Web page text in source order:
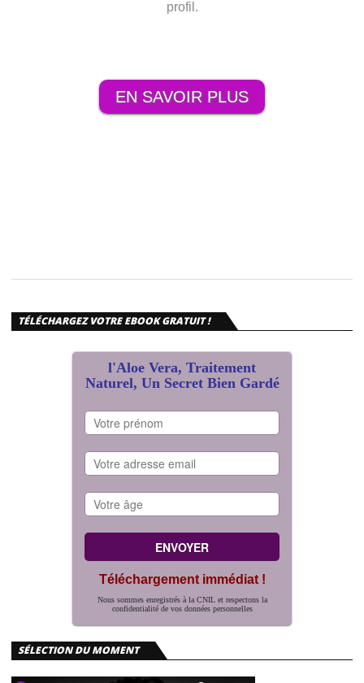
profil.
EN SAVOIR PLUS
TÉLÉCHARGEZ VOTRE EBOOK GRATUIT !
l'Aloe Vera, Traitement
Naturel, Un Secret Bien Gardé
Téléchargement immédiat !
Nous sommes enregistrés à la CNIL et respectons la
confidentialité de vos données personnelles
SÉLECTION DU MOMENT